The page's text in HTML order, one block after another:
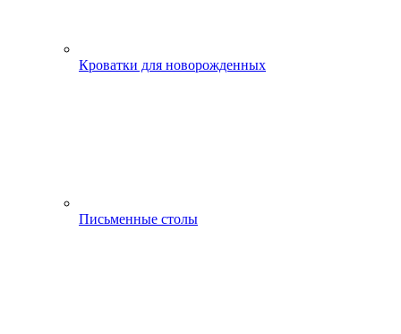
Кроватки для новорожденных
Письменные столы